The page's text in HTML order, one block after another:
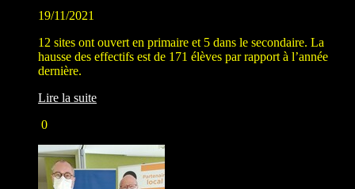
19/11/2021
12 sites ont ouvert en primaire et 5 dans le secondaire. La
hausse des effectifs est de 171 élèves par rapport à l’année
dernière.
Lire la suite
0